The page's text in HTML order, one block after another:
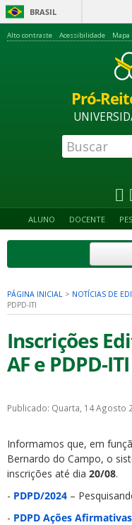
BRASIL
Alto contraste Acessibilidade
Pró-
ALUNO DOCENTE
PÁGINA INICIAL > NOTÍCIAS DE
PDPD-ITI
Inscrições
AF e PDPD-ITI
Publicado: Quarta, 14 Agosto
Informamos que, em
Bernardo do Campo, o
inscrições até dia 20/08.
- PDPD/2024 –
- PDPD Ações Afirmativas